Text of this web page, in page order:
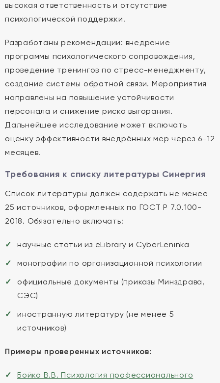
высокая ответственность и отсутствие
психологической поддержки.
Разработаны рекомендации: внедрение
программы психологического сопровождения,
проведение тренингов по стресс-менеджменту,
создание системы обратной связи. Мероприятия
направлены на повышение устойчивости
персонала и снижение риска выгорания.
Дальнейшее исследование может включать
оценку эффективности внедрённых мер через 6–12
месяцев.
Требования к списку литературы Синергия
Список литературы должен содержать не менее
25 источников, оформленных по ГОСТ Р 7.0.100-
2018. Обязательно включать:
научные статьи из eLibrary и CyberLeninka
монографии по организационной психологии
официальные документы (приказы Минздрава,
СЭС)
иностранную литературу (не менее 5
источников)
Примеры проверенных источников:
Бойко В.В. Психология профессионального